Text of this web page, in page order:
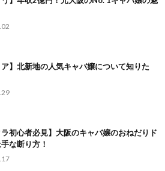
ア】北新地の人気キャバ嬢について知りた
ラ初心者必見】大阪のキャバ嬢のおねだりド
な断り方！